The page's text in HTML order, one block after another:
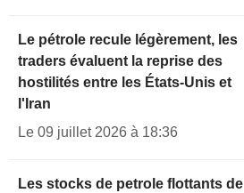
Le pétrole recule légèrement, les
traders évaluent la reprise des
hostilités entre les États-Unis et
l'Iran
Le 09 juillet 2026 à 18:36
Les stocks de petrole flottants de